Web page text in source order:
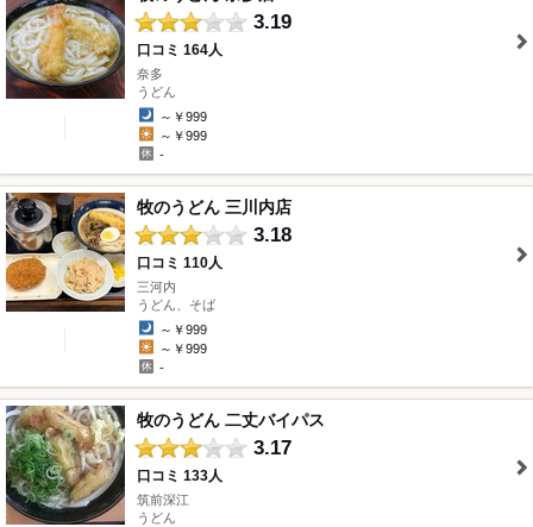
3.19
口コミ 164人
奈多
うどん
～￥999
～￥999
-
" />
牧のうどん 三川内店
3.18
口コミ 110人
三河内
うどん、そば
～￥999
～￥999
-
" />
牧のうどん 二丈バイパス
3.17
口コミ 133人
筑前深江
うどん
" />